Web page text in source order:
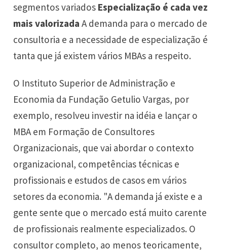
segmentos variados Especialização é cada vez
mais valorizada A demanda para o mercado de
consultoria e a necessidade de especialização é
tanta que já existem vários MBAs a respeito.
O Instituto Superior de Administração e
Economia da Fundação Getulio Vargas, por
exemplo, resolveu investir na idéia e lançar o
MBA em Formação de Consultores
Organizacionais, que vai abordar o contexto
organizacional, competências técnicas e
profissionais e estudos de casos em vários
setores da economia. "A demanda já existe e a
gente sente que o mercado está muito carente
de profissionais realmente especializados. O
consultor completo, ao menos teoricamente,